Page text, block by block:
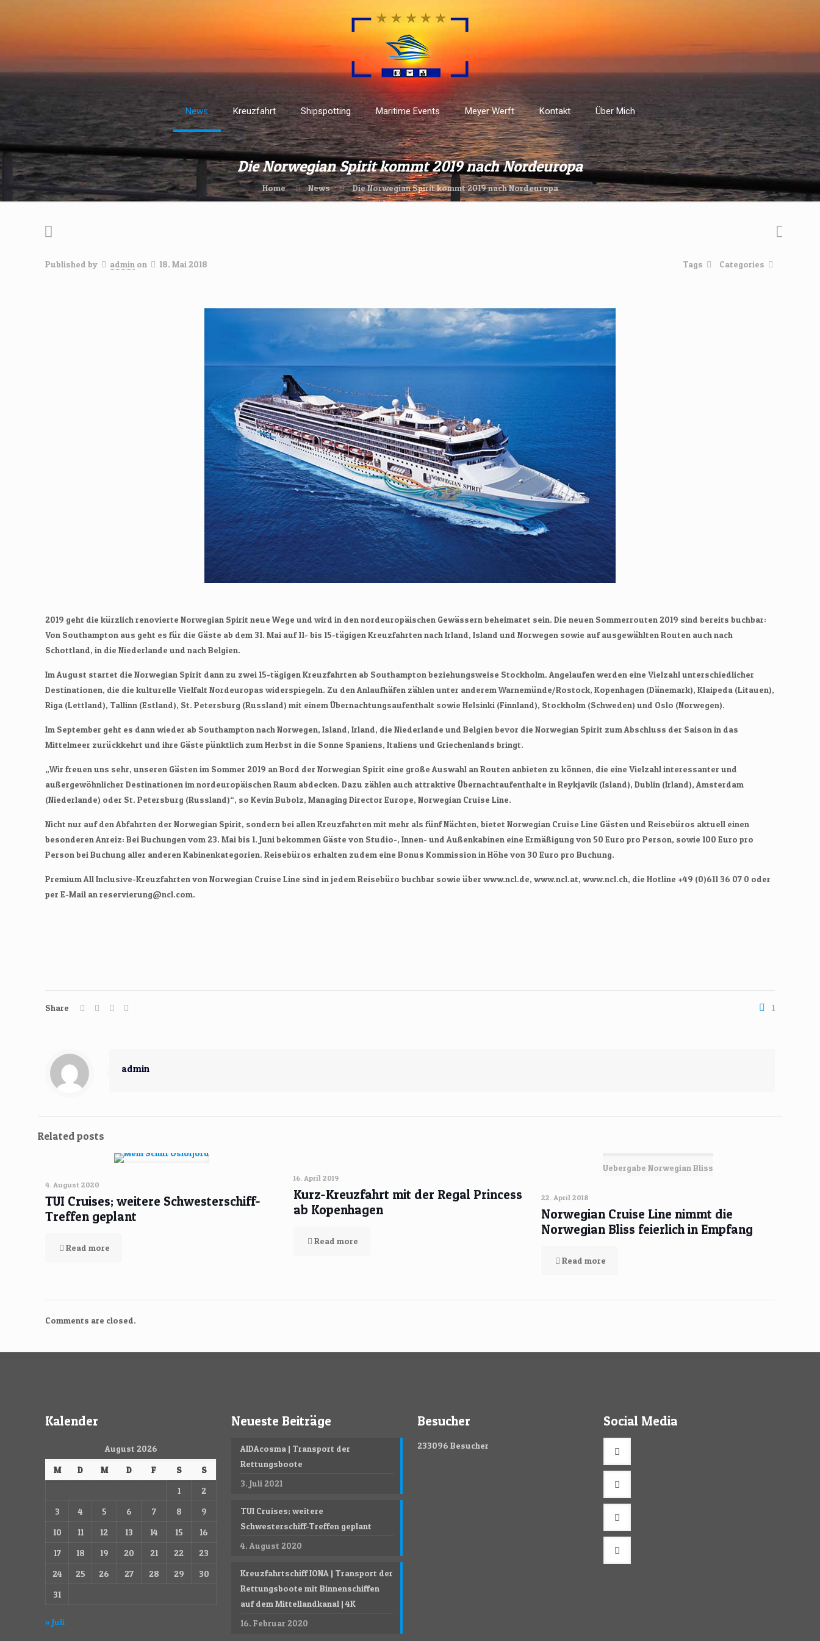
News Kreuzfahrt Shipspotting Maritime Events Meyer Werft Kontakt Über Mich
Die Norwegian Spirit kommt 2019 nach Nordeuropa
Home News Die Norwegian Spirit kommt 2019 nach Nordeuropa
Published by admin on 18. Mai 2018 Categories
Tags
2019 geht die kürzlich renovierte Norwegian Spirit neue Wege und wird in den nordeuropäischen Gewässern beheimatet sein. Die neuen Sommerrouten 2019 sind bereits buchbar:
Von Southampton aus geht es für die Gäste ab dem 31. Mai auf 11- bis 15-tägigen Kreuzfahrten nach Irland, Island und Norwegen sowie auf ausgewählten Routen auch nach
Schottland, in die Niederlande und nach Belgien.
Im August startet die Norwegian Spirit dann zu zwei 15-tägigen Kreuzfahrten ab Southampton beziehungsweise Stockholm. Angelaufen werden eine Vielzahl unterschiedlicher
Destinationen, die die kulturelle Vielfalt Nordeuropas widerspiegeln. Zu den Anlaufhäfen zählen unter anderem Warnemünde/Rostock, Kopenhagen (Dänemark), Klaipeda (Litauen),
Riga (Lettland), Tallinn (Estland), St. Petersburg (Russland) mit einem Übernachtungsaufenthalt sowie Helsinki (Finnland), Stockholm (Schweden) und Oslo (Norwegen).
Im September geht es dann wieder ab Southampton nach Norwegen, Island, Irland, die Niederlande und Belgien bevor die Norwegian Spirit zum Abschluss der Saison in das
Mittelmeer zurückkehrt und ihre Gäste pünktlich zum Herbst in die Sonne Spaniens, Italiens und Griechenlands bringt.
„Wir freuen uns sehr, unseren Gästen im Sommer 2019 an Bord der Norwegian Spirit eine große Auswahl an Routen anbieten zu können, die eine Vielzahl interessanter und
außergewöhnlicher Destinationen im nordeuropäischen Raum abdecken. Dazu zählen auch attraktive Übernachtaufenthalte in Reykjavik (Island), Dublin (Irland), Amsterdam
(Niederlande) oder St. Petersburg (Russland)“, so Kevin Bubolz, Managing Director Europe, Norwegian Cruise Line.
Nicht nur auf den Abfahrten der Norwegian Spirit, sondern bei allen Kreuzfahrten mit mehr als fünf Nächten, bietet Norwegian Cruise Line Gästen und Reisebüros aktuell einen
besonderen Anreiz: Bei Buchungen vom 23. Mai bis 1. Juni bekommen Gäste von Studio-, Innen- und Außenkabinen eine Ermäßigung von 50 Euro pro Person, sowie 100 Euro pro
Person bei Buchung aller anderen Kabinenkategorien. Reisebüros erhalten zudem eine Bonus Kommission in Höhe von 30 Euro pro Buchung.
Premium All Inclusive-Kreuzfahrten von Norwegian Cruise Line sind in jedem Reisebüro buchbar sowie über www.ncl.de, www.ncl.at, www.ncl.ch, die Hotline +49 (0)611 36 07 0 oder
per E-Mail an reservierung@ncl.com.
Share 1
admin
Related posts
4. August 2020
TUI Cruises; weitere Schwesterschiff-
Treffen geplant
Read more
16. April 2019
Kurz-Kreuzfahrt mit der Regal Princess
ab Kopenhagen
Read more
Uebergabe Norwegian Bliss
22. April 2018
Norwegian Cruise Line nimmt die
Norwegian Bliss feierlich in Empfang
Read more
Comments are closed.
Kalender
August 2026
M D M D F S
S
1
2
3
4 5 6 7 8
9
10
11 12 13 14 15
16
17
18 19 20 21 22
23
24
25 26 27 28 29
30
31
« Juli
Neueste Beiträge
AIDAcosma | Transport der
Rettungsboote
3. Juli 2021
TUI Cruises; weitere
Schwesterschiff-Treffen geplant
4. August 2020
Kreuzfahrtschiff IONA | Transport der
Rettungsboote mit Binnenschiffen
auf dem Mittellandkanal | 4K
16. Februar 2020
Besucher
233096 Besucher
Social Media